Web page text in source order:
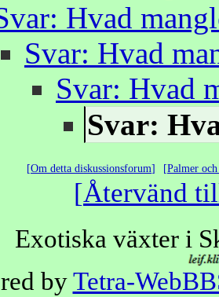
Hvad
Svar: Hvad
Svar: Hvad
Svar:
Om detta diskussionsforum Palmer
Återvänd
Exotiska växter i
byTetra-